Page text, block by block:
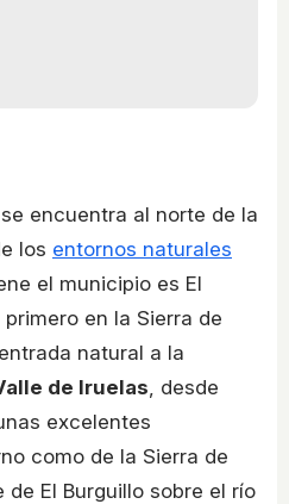
se encuentra al norte de la
los entornos naturales
el municipio es El
en la Sierra de
natural a la
de Iruelas , desde
excelentes
como de la Sierra de
de El Burguillo sobre el río